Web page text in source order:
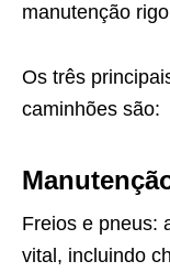
manutenção
Os três
caminhões são:
Freios e pneus:
vital, incluindo